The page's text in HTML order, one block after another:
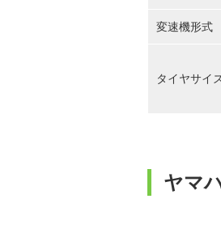
変速機形式
タイヤサイ
ヤマ